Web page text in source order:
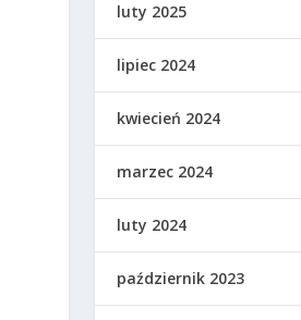
luty 2025
lipiec 2024
kwiecień 2024
marzec 2024
luty 2024
październik 2023